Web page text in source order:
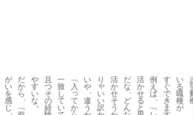
い
る
職
種
が
す
ぐ
で
き
ま
例
え
ば、
﹁
活
か
せ
る
と
だ
な、
ど
ん
活
か
せ
そ
う
り
ゃ
い
い
訳
い
や、
違
う
﹁
入
っ
て
か
一
致
し
て
い
且
つ
そ
の
経
や
す
い
な。
だ
か
ら、
﹁
が
い
を
感
じ、